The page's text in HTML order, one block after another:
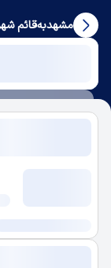
مشهدبهقائم